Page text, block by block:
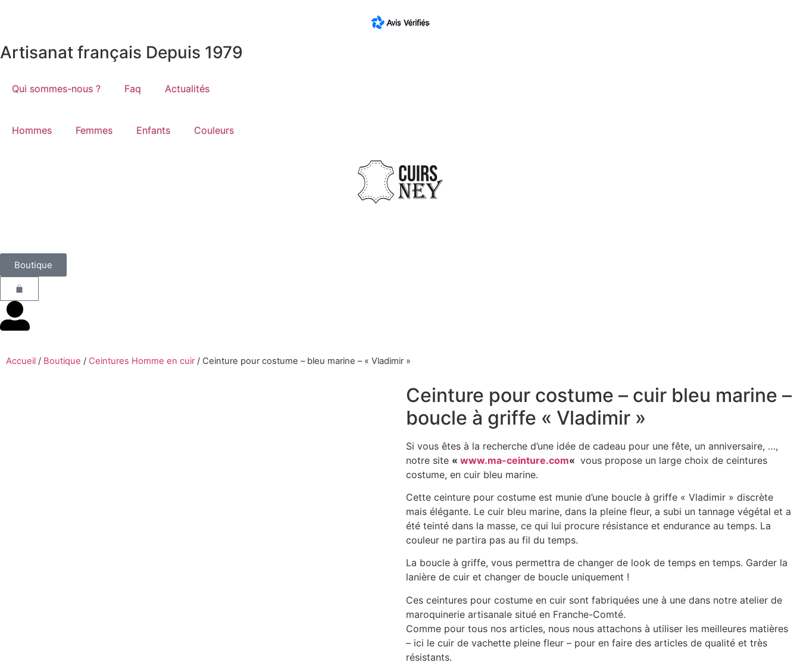
Artisanat français Depuis 1979
Qui sommes-nous ? Faq Actualités
Hommes Femmes Enfants Couleurs
Boutique
Accueil / Boutique / Ceintures Homme en cuir/ Ceinture pour costume – bleu marine – « Vladimir »
Ceinture pour costume – cuir bleu marine –
boucle à griffe « Vladimir »
Si vous êtes à la recherche d’une idée de cadeau pour une fête, un anniversaire, …,
notre site « www.ma-ceinture.com« vous propose un large choix de ceintures
costume, en cuir bleu marine.
Cette ceinture pour costume est munie d’une boucle à griffe « Vladimir » discrète
mais élégante. Le cuir bleu marine, dans la pleine fleur, a subi un tannage végétal et a
été teinté dans la masse, ce qui lui procure résistance et endurance au temps. La
couleur ne partira pas au fil du temps.
La boucle à griffe, vous permettra de changer de look de temps en temps. Garder la
lanière de cuir et changer de boucle uniquement !
Ces ceintures pour costume en cuir sont fabriquées une à une dans notre atelier de
maroquinerie artisanale situé en Franche-Comté.
Comme pour tous nos articles, nous nous attachons à utiliser les meilleures matières
– ici le cuir de vachette pleine fleur – pour en faire des articles de qualité et très
résistants.